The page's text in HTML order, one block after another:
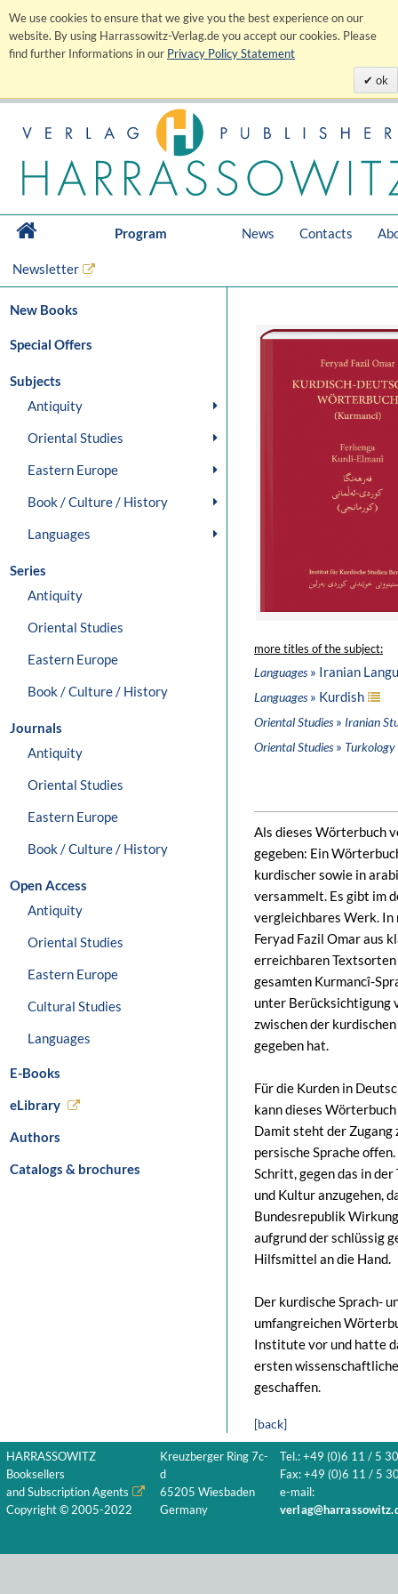
We use cookies to ensure that we give you the best experience on our
website. By using Harrassowitz-Verlag.de you accept our cookies. Please
find further Informations in our Privacy Policy Statement
ok
Program News Contacts
Newsletter
New Books
Special Offers
Subjects
Antiquity
Oriental Studies
Eastern Europe
Book / Culture / History
Languages
Series
Antiquity
Oriental Studies
Eastern Europe
Book / Culture / History
Journals
Antiquity
Oriental Studies
Eastern Europe
Book / Culture / History
Open Access
Antiquity
Oriental Studies
Eastern Europe
Cultural Studies
Languages
E-Books
eLibrary
Authors
Catalogs & brochures
more titles of the subject:
Languages» Iranian
Languages» Kurdish
Oriental Studies» Iranian
Oriental Studies» Turkology
Als dieses Wörterbuch
gegeben: Ein
kurdischer sowie in
versammelt. Es gibt im
vergleichbares Werk. In
Feryad Fazil Omar aus
erreichbaren Textsorten
gesamten Kurmancî-
unter Berücksichtigung
zwischen der
gegeben hat.
Für die Kurden in
kann dieses
Damit steht der Zugang
persische Sprache
Schritt, gegen das in
und Kultur anzugehen,
Bundesrepublik
aufgrund der schlüssig
Hilfsmittel an die Hand.
Der kurdische Sprach-
umfangreichen
Institute vor und hatte
ersten
geschaffen.
[back]
HARRASSOWITZ
Booksellers
and Subscription Agents
Copyright © 2005-2022
Kreuzberger Ring 7c-
d
65205 Wiesbaden
Germany
Tel.: +49 (0)6 11 / 5
Fax: +49 (0)6 11 / 5
e-mail: